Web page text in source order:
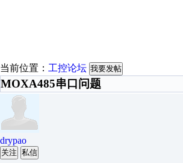
当前位置： 工控论坛 我要发帖
MOXA485串口问题
drypao
关注 私信